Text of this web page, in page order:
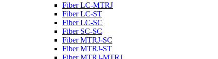
Fiber LC-MTRJ
Fiber LC-ST
Fiber LC-SC
Fiber SC-SC
Fiber MTRJ-SC
Fiber MTRJ-ST
Fiber MTRJ-MTRJ